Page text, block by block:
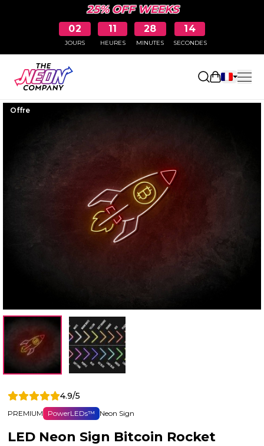
25% OFF WEEKS
02
JOURS
11
HEURES
28
MINUTES
13
SECONDES
Ouvrir le
Offre
4.9/5
PREMIUM PowerLEDs™ Neon Sign
LED Neon Sign Bitcoin Rocket